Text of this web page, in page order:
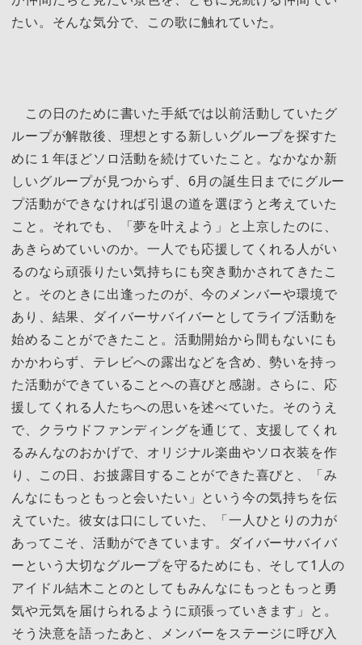
たい。そんな気分で、この歌に触れていた。
この日のために書いた手紙では以前活動していたグ
ループが解散後、理想とする新しいグループを探すた
めに１年ほどソロ活動を続けていたこと。なかなか新
しいグループが見つからず、6月の誕生日までにグルー
プ活動ができなければ引退の道を選ぼうと考えていた
こと。それでも、「夢を叶えよう」と上京したのに、
あきらめていいのか。一人でも応援してくれる人がい
るのなら頑張りたい気持ちにも突き動かされてきたこ
と。そのときに出逢ったのが、今のメンバーや環境で
あり、結果、ダイバーサバイバーとしてライブ活動を
始めることができたこと。活動開始から間もないにも
かかわらず、テレビへの露出などを含め、勢いを持っ
た活動ができていることへの喜びと感謝。さらに、応
援してくれる人たちへの思いを述べていた。そのうえ
で、クラウドファンディングを通じて、支援してくれ
るみんなのおかげで、オリジナル楽曲やソロ衣装を作
り、この日、お披露目することができた喜びと、「み
んなにもっともっと会いたい」という今の気持ちを伝
えていた。彼女は口にしていた、「一人ひとりの力が
あってこそ、活動ができています。ダイバーサバイバ
ーという大切なグループを守るためにも、そして1人の
アイドル結木ことのとしてもみんなにもっともっと勇
気や元気を届けられるように頑張っていきます」と。
そう決意を語ったあと、メンバーをステージに呼び入